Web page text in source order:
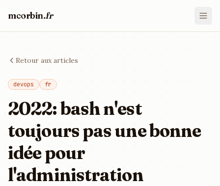
mcorbin.fr
Retour aux articles
devops fr
2022: bash n'est
toujours pas une bonne
idée pour
l'administration